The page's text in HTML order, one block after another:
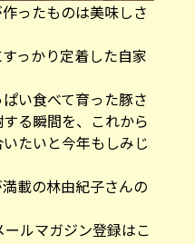
ったものは美味しさ
っかり定着した自家
い食べて育った豚さ
る瞬間を、これから
たいと今年もしみじ
載の林由紀子さんの
ルマガジン登録はこ